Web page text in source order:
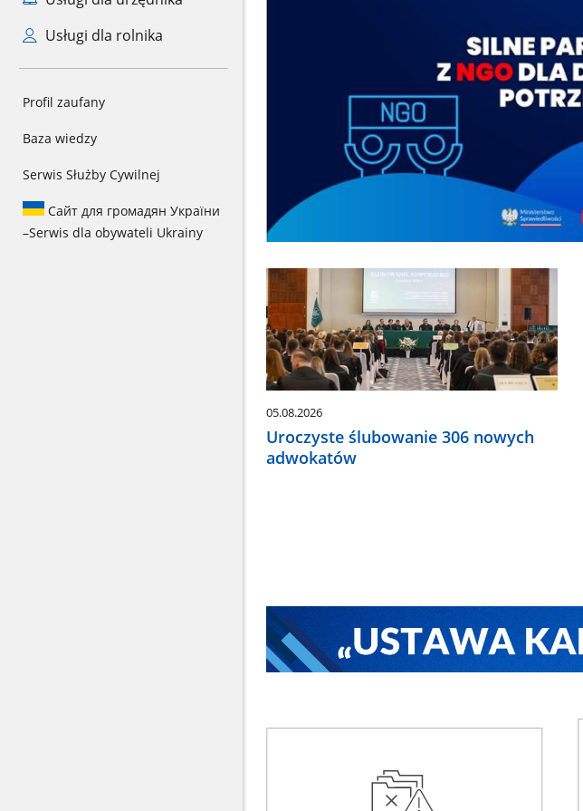
Usługi dla rolnika
Profil zaufany
Baza wiedzy
Serwis Służby Cywilnej
Сайт для громадян України
–Serwis dla obywateli Ukrainy
05.08.2026
Uroczyste ślubowanie 306 nowych
adwokatów